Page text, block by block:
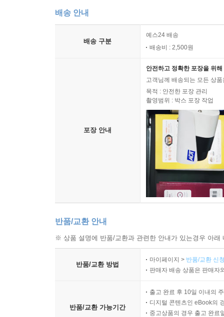
배송 안내
배송 구분
예스24 배송
배송비 : 2,500원
포장 안내
안전하고 정확한 포장을 위
고객님께 배송되는 모든 상
목적 : 안전한 포장 관리
촬영범위 : 박스 포장 작업
반품/교환 안내
※ 상품 설명에 반품/교환과 관련한 안내가 있는경우 아
반품/교환 방법
마이페이지 > 반품/교환 신
판매자 배송 상품은 판매자
반품/교환 가능기간
출고 완료 후 10일 이내의
디지털 콘텐츠인 eBook의
중고상품의 경우 출고 완료